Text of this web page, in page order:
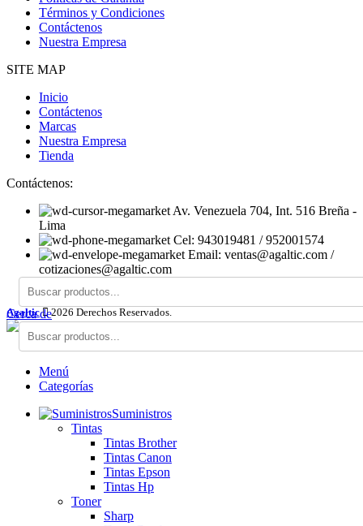
Términos y Condiciones
Contáctenos
Nuestra Empresa
SITE MAP
Inicio
Contáctenos
Marcas
Nuestra Empresa
Tienda
Contáctenos:
Av. Venezuela 704, Int. 516 Breña -
Lima
Cel: 943019481 / 952001574
Email: ventas@agaltic.com /
cotizaciones@agaltic.com
Agaltic 2026 Derechos Reservados.
Cerca de
Menú
Categorías
Suministros
Tintas
Tintas Brother
Tintas Canon
Tintas Epson
Tintas Hp
Toner
Sharp